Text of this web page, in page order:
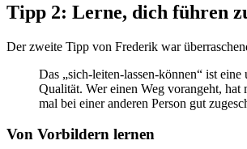
Tipp 2: Lerne, dich führen
Der zweite Tipp von Frederik war
Das „sich-leiten-lassen-können“ ist eine
Qualität. Wer einen Weg vorangeht, hat
mal bei einer anderen Person gut
Von Vorbildern lernen